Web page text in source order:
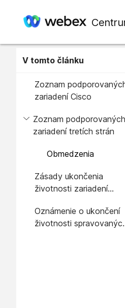
V tomto článku
Zoznam
zariadení Cisco
Zoznam podporovaných
zariadení tretích strán
Obmedzenia
Zásady ukončenia
životnosti zariadení
Oznámenie o ukončení
životnosti